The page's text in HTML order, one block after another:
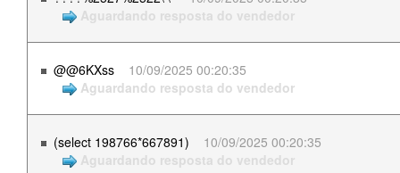
Aguardando resposta do vendedor
@@6KXss
10/09/2025 00:20:35
Aguardando resposta do vendedor
(select 198766*667891)
10/09/2025 00:20:35
Aguardando resposta do vendedor